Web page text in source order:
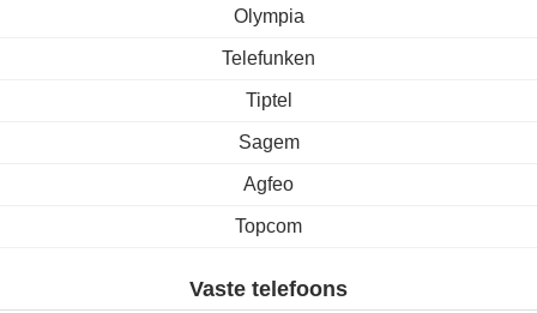
Olympia
Telefunken
Tiptel
Sagem
Agfeo
Topcom
Vaste telefoons